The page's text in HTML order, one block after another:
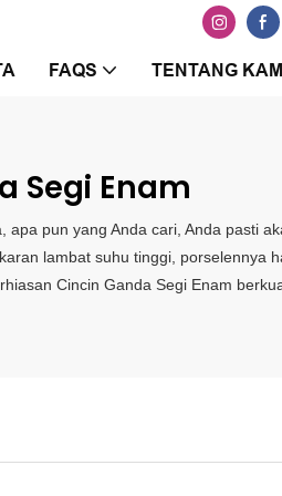
FAQS TENTANG KAMI
Segi Enam
pun yang Anda cari, Anda pasti
lambat suhu tinggi, porselennya
Cincin Ganda Segi Enam